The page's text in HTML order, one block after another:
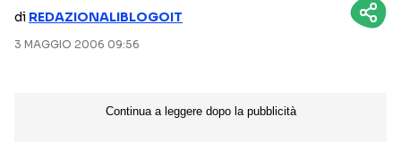
di REDAZIONALIBLOGOIT
3 MAGGIO 2006 09:56